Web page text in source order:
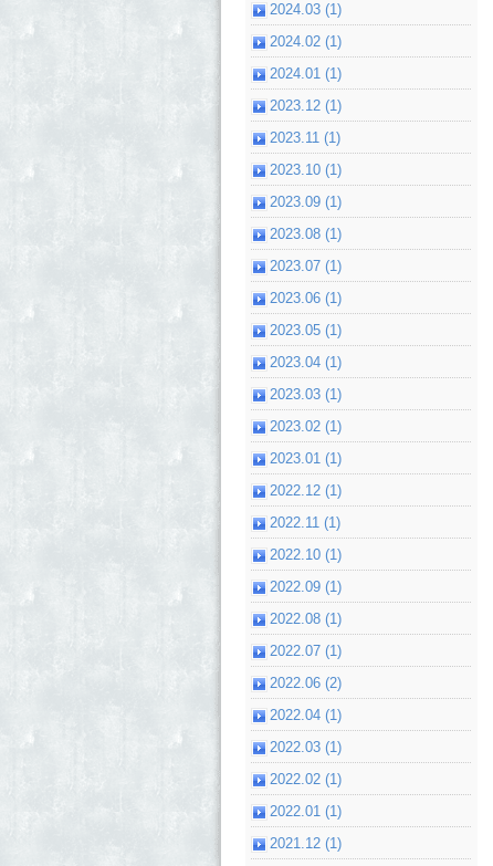
2024.03 (1)
2024.02 (1)
2024.01 (1)
2023.12 (1)
2023.11 (1)
2023.10 (1)
2023.09 (1)
2023.08 (1)
2023.07 (1)
2023.06 (1)
2023.05 (1)
2023.04 (1)
2023.03 (1)
2023.02 (1)
2023.01 (1)
2022.12 (1)
2022.11 (1)
2022.10 (1)
2022.09 (1)
2022.08 (1)
2022.07 (1)
2022.06 (2)
2022.04 (1)
2022.03 (1)
2022.02 (1)
2022.01 (1)
2021.12 (1)